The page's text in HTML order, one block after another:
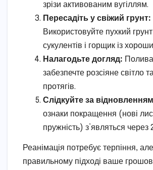
зрізи активованим вугіллям.
Пересадіть у свіжий грунт:
Використовуйте пухкий
сукулентів і горщик із
Налагодьте догляд:
забезпечте розсіяне світло
протягів.
Слідкуйте за
ознаки покращення (нові
пружність) з’являться через
Реанімація потребує терпіння,
правильному підході ваше